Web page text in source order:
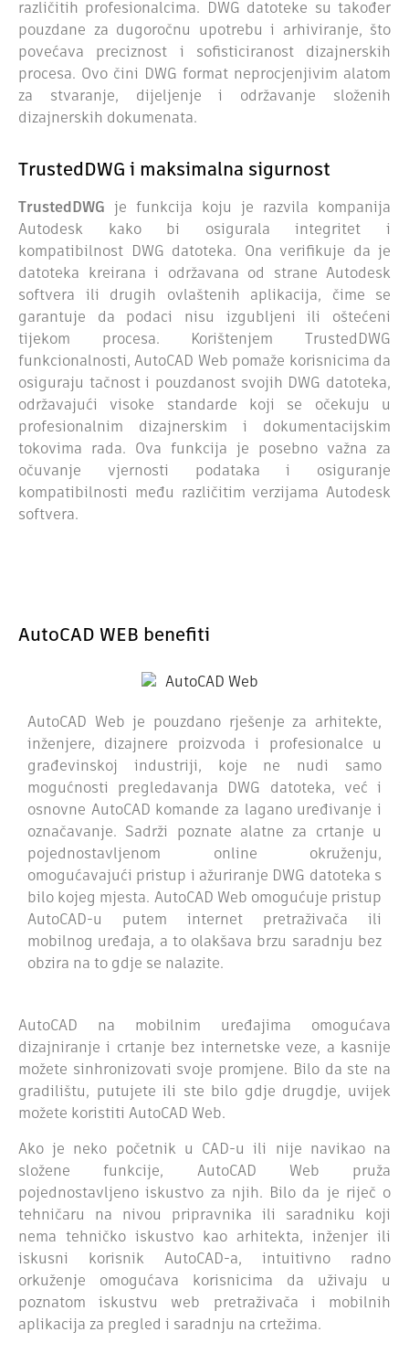
različitih profesionalcima. DWG datoteke su također
pouzdane za dugoročnu upotrebu i arhiviranje, što
povećava preciznost i sofisticiranost dizajnerskih
procesa. Ovo čini DWG format neprocjenjivim alatom
za stvaranje, dijeljenje i održavanje složenih
dizajnerskih dokumenata.
TrustedDWG i maksimalna sigurnost
TrustedDWG je funkcija koju je razvila kompanija
Autodesk kako bi osigurala integritet i
kompatibilnost DWG datoteka. Ona verifikuje da je
datoteka kreirana i održavana od strane Autodesk
softvera ili drugih ovlaštenih aplikacija, čime se
garantuje da podaci nisu izgubljeni ili oštećeni
tijekom procesa. Korištenjem TrustedDWG
funkcionalnosti, AutoCAD Web pomaže korisnicima da
osiguraju tačnost i pouzdanost svojih DWG datoteka,
održavajući visoke standarde koji se očekuju u
profesionalnim dizajnerskim i dokumentacijskim
tokovima rada. Ova funkcija je posebno važna za
očuvanje vjernosti podataka i osiguranje
kompatibilnosti među različitim verzijama Autodesk
softvera.
AutoCAD WEB benefiti
AutoCAD Web je pouzdano rješenje za arhitekte,
inženjere, dizajnere proizvoda i profesionalce u
građevinskoj industriji, koje ne nudi samo
mogućnosti pregledavanja DWG datoteka, već i
osnovne AutoCAD komande za lagano uređivanje i
označavanje. Sadrži poznate alatne za crtanje u
pojednostavljenom online okruženju,
omogućavajući pristup i ažuriranje DWG datoteka s
bilo kojeg mjesta. AutoCAD Web omogućuje pristup
AutoCAD-u putem internet pretraživača ili
mobilnog uređaja, a to olakšava brzu saradnju bez
obzira na to gdje se nalazite.
AutoCAD na mobilnim uređajima omogućava
dizajniranje i crtanje bez internetske veze, a kasnije
možete sinhronizovati svoje promjene. Bilo da ste na
gradilištu, putujete ili ste bilo gdje drugdje, uvijek
možete koristiti AutoCAD Web.
Ako je neko početnik u CAD-u ili nije navikao na
složene funkcije, AutoCAD Web pruža
pojednostavljeno iskustvo za njih. Bilo da je riječ o
tehničaru na nivou pripravnika ili saradniku koji
nema tehničko iskustvo kao arhitekta, inženjer ili
iskusni korisnik AutoCAD-a, intuitivno radno
orkuženje omogućava korisnicima da uživaju u
poznatom iskustvu web pretraživača i mobilnih
aplikacija za pregled i saradnju na crtežima.